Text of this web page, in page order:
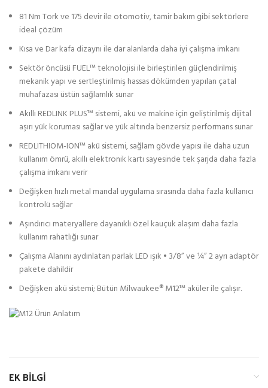
81 Nm Tork ve 175 devir ile otomotiv, tamir bakım gibi sektörlere
ideal çözüm
Kısa ve Dar kafa dizaynı ile dar alanlarda daha iyi çalışma imkanı
Sektör öncüsü FUEL™ teknolojisi ile birleştirilen güçlendirilmiş
mekanik yapı ve sertleştirilmiş hassas dökümden yapılan çatal
muhafazası üstün sağlamlık sunar
Akıllı REDLINK PLUS™ sistemi, akü ve makine için geliştirilmiş dijital
aşırı yük koruması sağlar ve yük altında benzersiz performans sunar
REDLITHIOM-ION™ akü sistemi, sağlam gövde yapısı ile daha uzun
kullanım ömrü, akıllı elektronik kartı sayesinde tek şarjda daha fazla
çalışma imkanı verir
Değişken hızlı metal mandal uygulama sırasında daha fazla kullanıcı
kontrolü sağlar
Aşındırıcı materyallere dayanıklı özel kauçuk alaşım daha fazla
kullanım rahatlığı sunar
Çalışma Alanını aydınlatan parlak LED ışık • 3/8” ve ¼” 2 ayrı adaptör
pakete dahildir
Değişken akü sistemi; Bütün Milwaukee® M12™ aküler ile çalışır.
EK BILGI